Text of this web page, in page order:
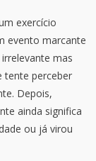
exercício
evento marcante
mas
tente perceber
Depois,
ainda significa
ou já virou